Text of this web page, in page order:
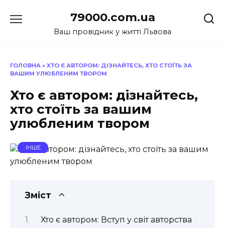
до
79000.com.ua
Ваш провідник у житті Львова
ГОЛОВНА » ХТО Є АВТОРОМ: ДІЗНАЙТЕСЬ, ХТО СТОЇТЬ ЗА
ВАШИМ УЛЮБЛЕНИМ ТВОРОМ
Хто є автором: дізнайтесь,
хто стоїть за вашим
улюбленим твором
ІНШЕ
Зміст
Хто є автором: Вступ у світ авторства